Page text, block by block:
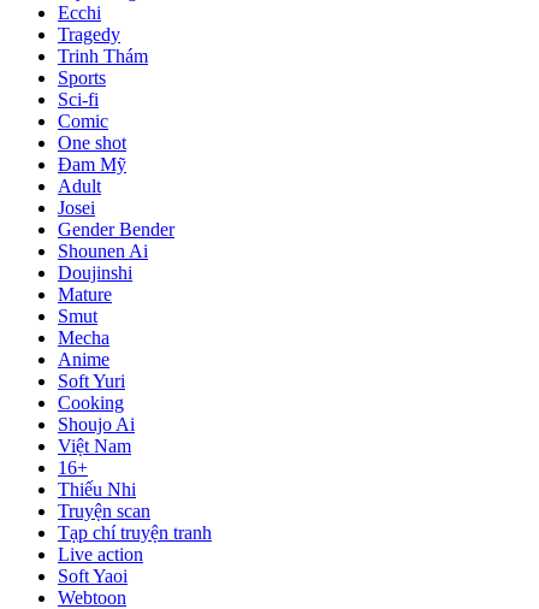
Ecchi
Tragedy
Trinh Thám
Sports
Sci-fi
Comic
One shot
Đam Mỹ
Adult
Josei
Gender Bender
Shounen Ai
Doujinshi
Mature
Smut
Mecha
Anime
Soft Yuri
Cooking
Shoujo Ai
Việt Nam
16+
Thiếu Nhi
Truyện scan
Tạp chí truyện tranh
Live action
Soft Yaoi
Webtoon